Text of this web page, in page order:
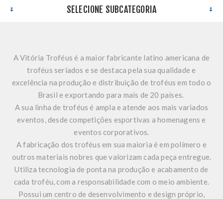
SELECIONE SUBCATEGORIA
A Vitória Troféus é a maior fabricante latino americana de
troféus seriados e se destaca pela sua qualidade e
excelência na produção e distribuição de troféus em todo o
Brasil e exportando para mais de 20 países.
A sua linha de troféus é ampla e atende aos mais variados
eventos, desde competições esportivas a homenagens e
eventos corporativos.
A fabricação dos troféus em sua maioria é em polímero e
outros materiais nobres que valorizam cada peça entregue.
Utiliza tecnologia de ponta na produção e acabamento de
cada troféu, com a responsabilidade com o meio ambiente.
Possui um centro de desenvolvimento e design próprio,